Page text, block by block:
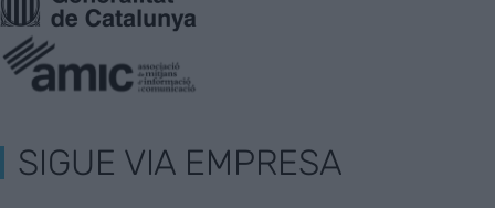
SIGUE VIA EMPRESA